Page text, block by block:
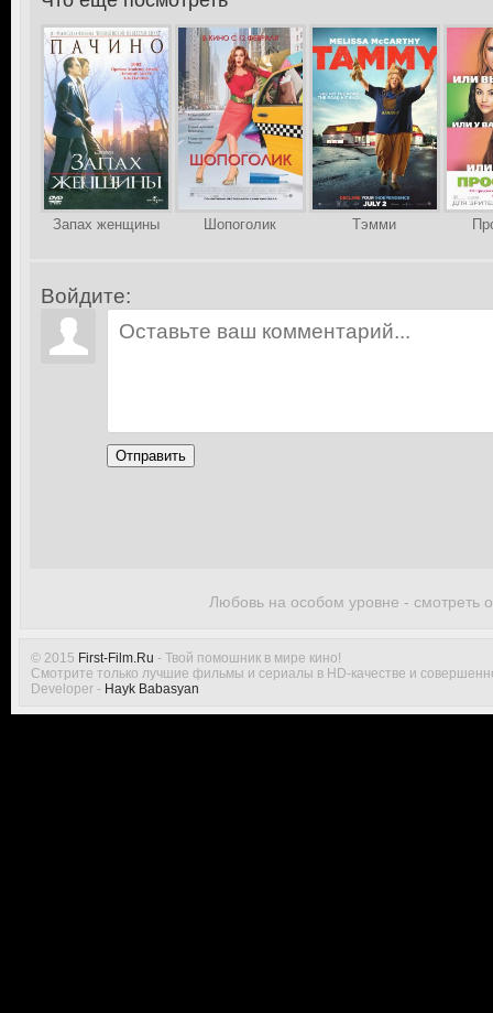
Любовь на особом уровне - смотреть
Запах женщины Шопоголик Тэмми
Войдите:
Отправить
© 2015 First-Film.Ru - Твой помошник в мире кино!
Смотрите только лучшие фильмы и сериалы в HD-качестве и
Developer - Hayk Babasyan